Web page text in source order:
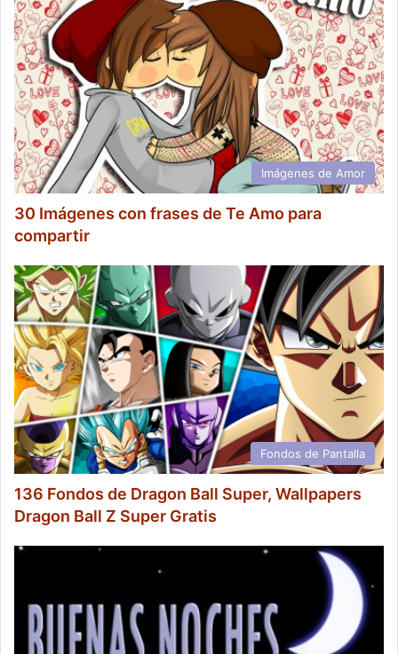
Imágenes de Amor
30 Imágenes con frases de Te Amo para
compartir
Fondos de Pantalla
136 Fondos de Dragon Ball Super, Wallpapers
Dragon Ball Z Super Gratis